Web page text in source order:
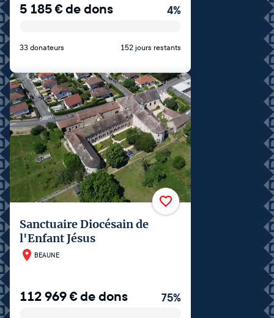
5 185€de dons 4%
33 donateurs 152 jours restants
Sanctuaire Diocésain de
l'Enfant Jésus
BEAUNE
112 969€de dons 75%